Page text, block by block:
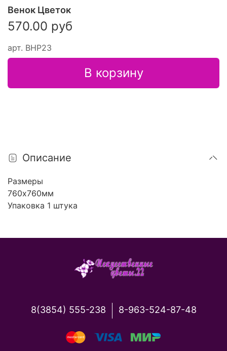
арт. ВНР23
Венок Цветок
570.00 руб
В корзину
Описание
Размеры
760х760мм
Упаковка 1 штука
8(3854) 555-238 8-963-524-87-48